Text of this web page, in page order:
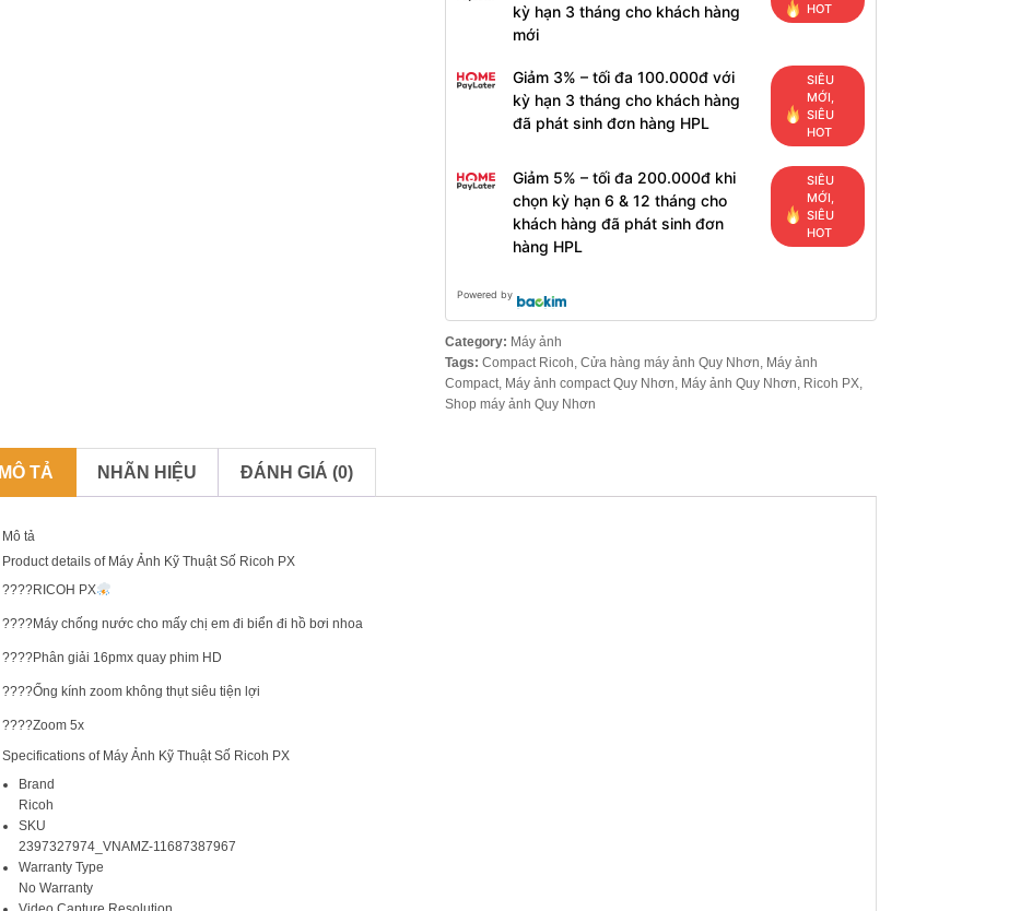
kỳ hạn 3 tháng cho khách hàng
mới
HOT
Giảm 3% – tối đa 100.000đ với
kỳ hạn 3 tháng cho khách hàng
đã phát sinh đơn hàng HPL
SIÊU
MỚI,
SIÊU
HOT
Giảm 5% – tối đa 200.000đ khi
chọn kỳ hạn 6 & 12 tháng cho
khách hàng đã phát sinh đơn
hàng HPL
SIÊU
MỚI,
SIÊU
HOT
Powered by
Category: Máy ảnh
Tags: Compact Ricoh Cửa hàng máy ảnh Quy Nhơn Máy ảnh
Compact, Máy ảnh compact Quy Nhơn Máy ảnh Quy Nhơn Ricoh PX,
Shop máy ảnh Quy Nhơn
MÔ TẢ NHÃN HIỆU ĐÁNH GIÁ (0)
Mô tả
Product details of Máy Ảnh Kỹ Thuật Số Ricoh PX
????RICOH PX
????Máy chống nước cho mấy chị em đi biển đi hồ bơi nhoa
????Phân giải 16pmx quay phim HD
????Ống kính zoom không thụt siêu tiện lợi
????Zoom 5x
Specifications of Máy Ảnh Kỹ Thuật Số Ricoh PX
Brand
Ricoh
SKU
2397327974_VNAMZ-11687387967
Warranty Type
No Warranty